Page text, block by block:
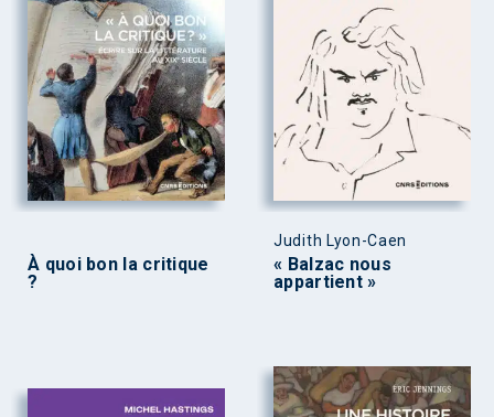
À quoi bon la critique
?
Judith Lyon-Caen
« Balzac nous
appartient »